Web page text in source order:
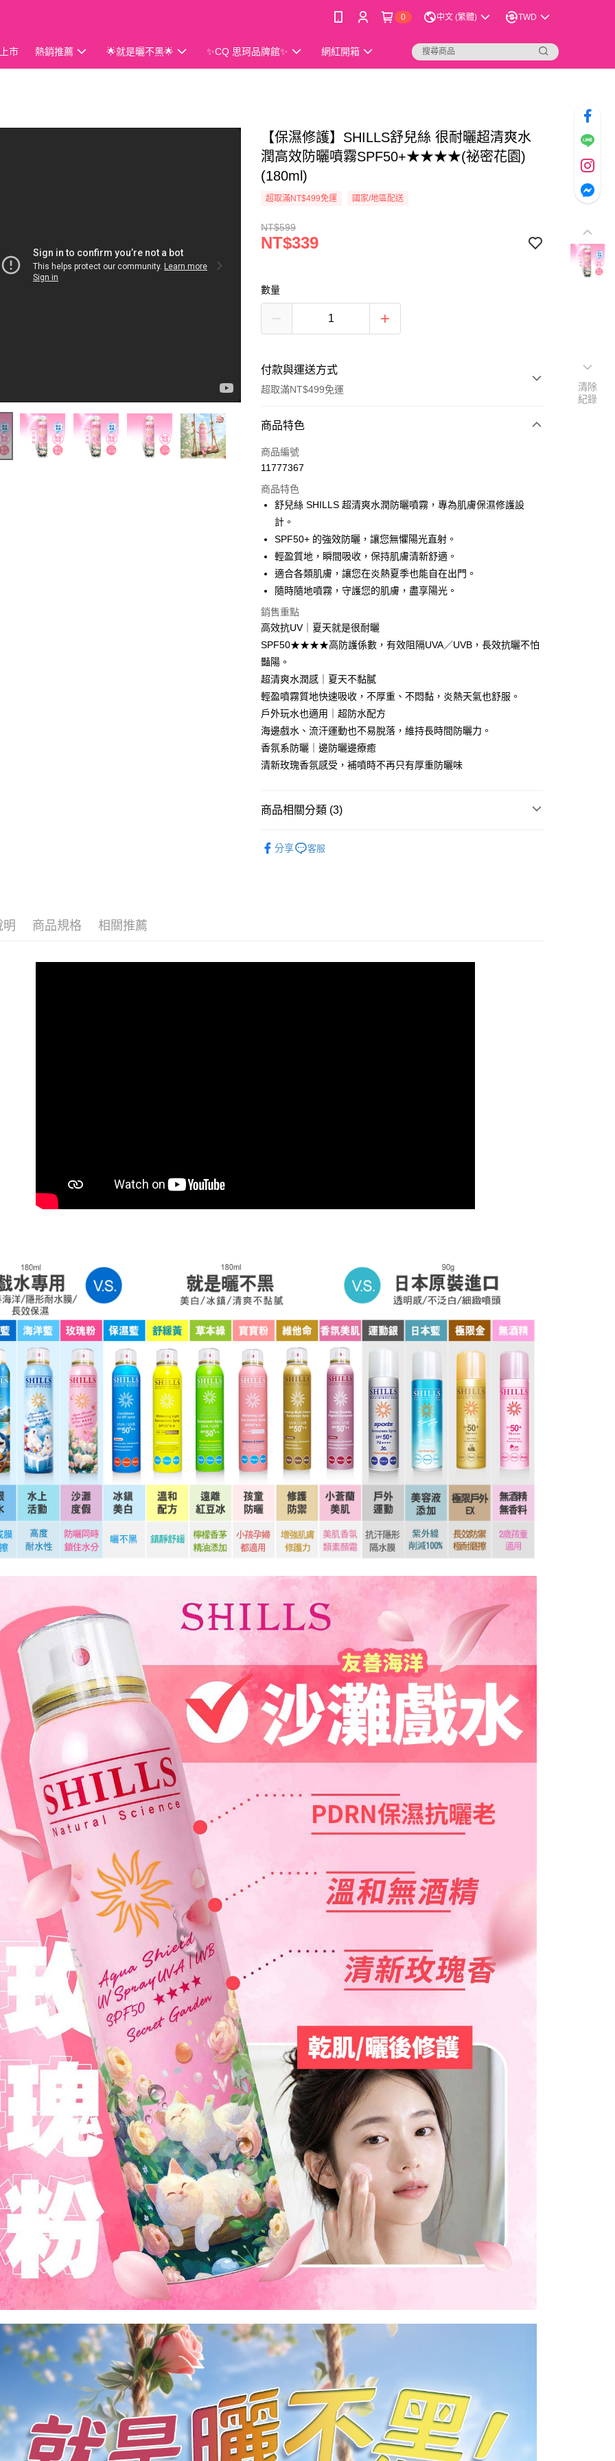
0 中文 (繁體) TWD
市 熱銷推薦 🌟就是曬不黑🌟 ✨CQ 思珂品牌館✨ 網紅開箱
【保濕修護】SHILLS舒兒絲 很耐曬超清爽水
潤高效防曬噴霧SPF50+★★★★(祕密花園)
(180ml)
超取滿NT$499免運 國家/地區配送
NT$599
NT$339
數量
付款與運送方式
超取滿NT$499免運
付款方式
信用卡一次付款
LINE Pay
Apple Pay
街口支付
悠遊付
運送方式
全家取貨付款
每筆NT$85，滿NT$499(含以上)免運費
付款後全家取貨
每筆NT$85，滿NT$499(含以上)免運費
7-11取貨付款
付款後7-11取貨
宅配
商品特色
商品編號
11777367
商品特色
舒兒絲 SHILLS 超清爽水潤防曬噴霧，專為肌膚保濕修護設
計。
SPF50+ 的強效防曬，讓您無懼陽光直射。
輕盈質地，瞬間吸收，保持肌膚清新舒適。
適合各類肌膚，讓您在炎熱夏季也能自在出門。
隨時隨地噴霧，守護您的肌膚，盡享陽光。
銷售重點
高效抗UV｜夏天就是很耐曬
SPF50★★★★高防護係數，有效阻隔UVA／UVB，長效抗曬不怕
豔陽。
超清爽水潤感｜夏天不黏膩
輕盈噴霧質地快速吸收，不厚重、不悶黏，炎熱天氣也舒服。
戶外玩水也適用｜超防水配方
海邊戲水、流汗運動也不易脫落，維持長時間防曬力。
香氛系防曬｜邊防曬邊療癒
清新玫瑰香氛感受，補噴時不再只有厚重防曬味
商品相關分類 (3)
分享 客服
明 商品規格 相關推薦
清除
紀錄